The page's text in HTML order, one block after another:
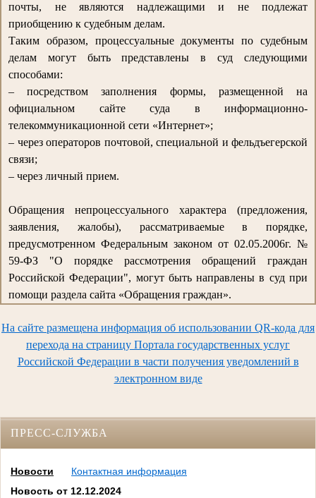
почты, не являются надлежащими и не подлежат
приобщению к судебным делам.
Таким образом, процессуальные документы по судебным
делам могут быть представлены в суд следующими
способами:
– посредством заполнения формы, размещенной на
официальном сайте суда в информационно-
телекоммуникационной сети «Интернет»;
– через операторов почтовой, специальной и фельдъегерской
связи;
– через личный прием.
Обращения непроцессуального характера (предложения,
заявления, жалобы), рассматриваемые в порядке,
предусмотренном Федеральным законом от 02.05.2006г. №
59-ФЗ "О порядке рассмотрения обращений граждан
Российской Федерации", могут быть направлены в суд при
помощи раздела сайта «Обращения граждан».
На сайте размещена информация об использовании QR-кода для
перехода на страницу Портала государственных услуг
Российской Федерации в части получения уведомлений в
электронном виде
ПРЕСС-СЛУЖБА
Новости
Контактная информация
Новость от 12.12.2024